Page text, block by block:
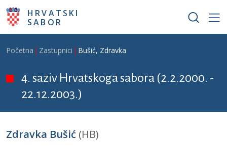
Skoči na glavni sadržaj
HRVATSKI
SABOR
Breadcrumb
Početna Zastupnici Bušić, Zdravka
4. saziv Hrvatskoga sabora (2.2.2000. -
22.12.2003.)
Zdravka Bušić (HB)